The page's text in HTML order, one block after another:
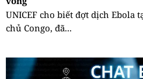
UNICEF cho biết đợt dịch Ebola
chủ Congo, đã...